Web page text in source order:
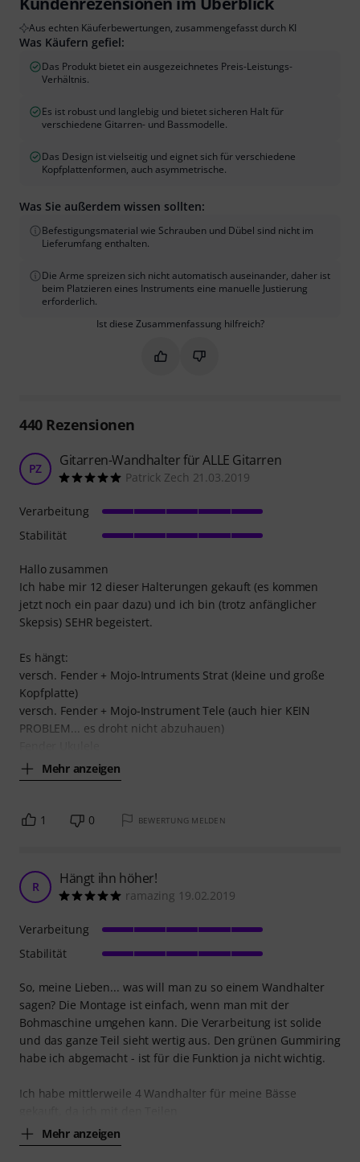
Aus echten Käuferbewertungen, zusammengefasst durch KI
Was Käufern gefiel:
Das Produkt bietet ein ausgezeichnetes Preis-Leistungs-
Verhältnis.
Es ist robust und langlebig und bietet sicheren Halt für
verschiedene Gitarren- und Bassmodelle.
Das Design ist vielseitig und eignet sich für verschiedene
Kopfplattenformen, auch asymmetrische.
Was Sie außerdem wissen sollten:
Befestigungsmaterial wie Schrauben und Dübel sind nicht im
Lieferumfang enthalten.
Die Arme spreizen sich nicht automatisch auseinander, daher ist
beim Platzieren eines Instruments eine manuelle Justierung
erforderlich.
Ist diese Zusammenfassung hilfreich?
Markieren Sie diese
Markieren Sie diese
440Rezensionen
PZ Gitarren-Wandhalter für ALLE Gitarren
Patrick Zech 21.03.2019
Hallo zusammen
Ich habe mir 12 dieser Halterungen gekauft (es kommen
jetzt noch ein paar dazu) und ich bin (trotz anfänglicher
Skepsis) SEHR begeistert.
Es hängt:
versch. Fender + Mojo-Intruments Strat (kleine und große
Kopfplatte)
versch. Fender + Mojo-Instrument Tele (auch hier KEIN
PROBLEM... es droht nicht abzuhauen)
Mehr anzeigen
Verarbeitung
Stabilität
1 0 BEWERTUNG MELDEN
R Hängt ihn höher!
ramazing 19.02.2019
So, meine Lieben... was will man zu so einem Wandhalter
sagen? Die Montage ist einfach, wenn man mit der
Bohmaschine umgehen kann. Die Verarbeitung ist solide
und das ganze Teil sieht wertig aus. Den grünen Gummiring
habe ich abgemacht - ist für die Funktion ja nicht wichtig.
Ich habe mittlerweile 4 Wandhalter für meine Bässe
Mehr anzeigen
Verarbeitung
Stabilität